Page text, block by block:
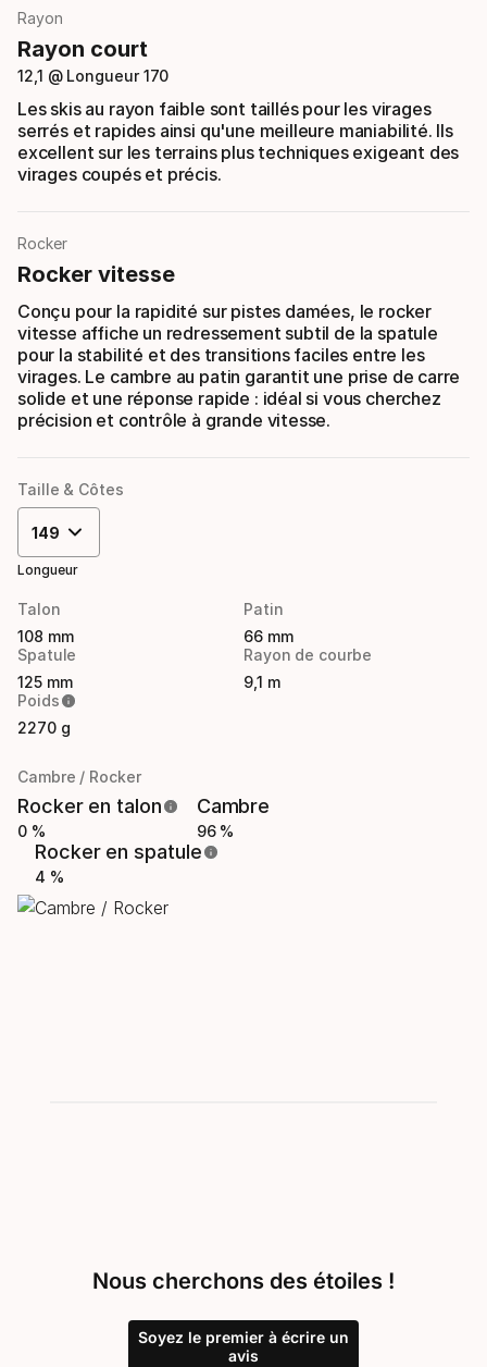
Rayon
Rayon court
12,1 @ Longueur 170
Les skis au rayon faible sont taillés pour les virages
serrés et rapides ainsi qu'une meilleure maniabilité. Ils
excellent sur les terrains plus techniques exigeant des
virages coupés et précis.
Rocker
Rocker vitesse
Conçu pour la rapidité sur pistes damées, le rocker
vitesse affiche un redressement subtil de la spatule
pour la stabilité et des transitions faciles entre les
virages. Le cambre au patin garantit une prise de carre
solide et une réponse rapide : idéal si vous cherchez
précision et contrôle à grande vitesse.
Taille & Côtes
149
Longueur
Talon
108 mm
Patin
66 mm
Spatule
125 mm
Rayon de courbe
9,1 m
Poids
2270 g
Cambre / Rocker
Rocker en talon
0 %
Cambre
96 %
Rocker en spatule
4 %
Nous cherchons des étoiles !
Soyez le premier à écrire un
avis